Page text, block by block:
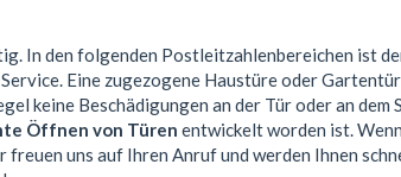
In den folgenden Postleitzahlenbereichen ist
Eine zugezogene Haustüre oder
keine Beschädigungen an der Tür oder an dem
Öffnen von Türen entwickelt worden ist.
uns auf Ihren Anruf und werden Ihnen